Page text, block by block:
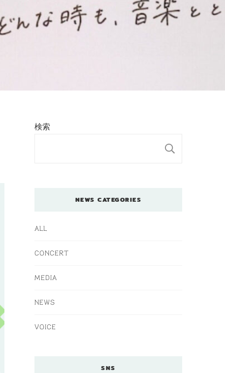
検索
NEWS CATEGORIES
ALL
CONCERT
MEDIA
NEWS
VOICE
SNS